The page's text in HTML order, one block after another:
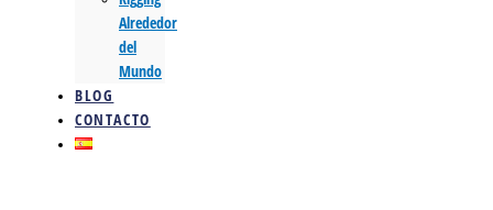
Alrededor
del
Mundo
BLOG
CONTACTO